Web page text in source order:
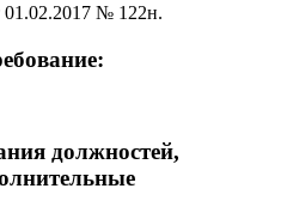
№ 122н.
должностей,